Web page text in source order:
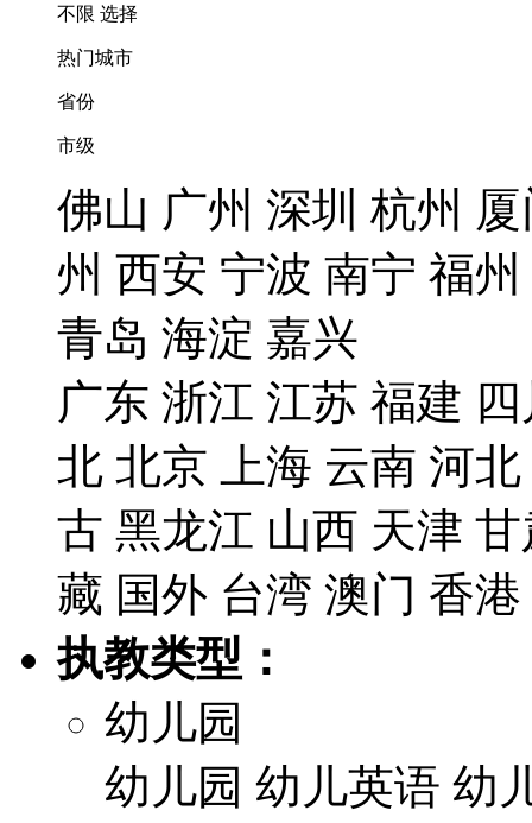
不限 选择
热门城市
省份
市级
佛山 广州 深圳 杭州
州 西安 宁波 南宁 福州
青岛 海淀 嘉兴
广东 浙江 江苏 福建
北 北京 上海 云南 河北
古 黑龙江 山西 天津 甘
藏 国外 台湾 澳门 香港
执教类型：
幼儿园
幼儿园 幼儿英语 幼